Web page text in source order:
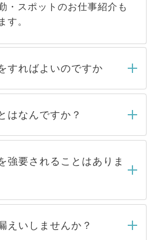
・スポットのお仕事紹介も
す。
すればよいのですか
ましたら、弊社担当者がご
し、その後メールもしくは
業日以内にはご連絡をせて
で、しばらくお待ちくださ
はなんですか？
で取り扱っている求人の
Webサイトからご覧いただ
求人」です。非公開求人は
って、一般には公開してい
けるため 人気のある医療機
強要されることはありま
要することは一切ありませ
応募先から内定をいただい
えいしませんか？